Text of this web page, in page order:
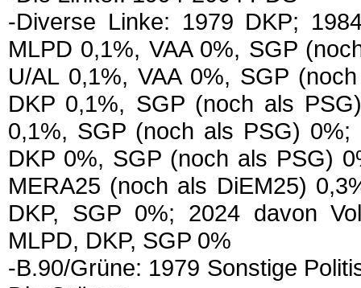
-Diverse Linke: 1979 DKP;
MLPD 0,1%, VAA 0%, SGP
U/AL 0,1%, VAA 0%, SGP
DKP 0,1%, SGP (noch als
0,1%, SGP (noch als PSG)
DKP 0%, SGP (noch als PSG)
MERA25 (noch als DiEM25)
DKP, SGP 0%; 2024 davon
MLPD, DKP, SGP 0%
-B.90/Grüne: 1979 Sonstige